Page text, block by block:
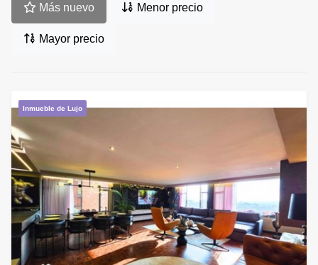
Más nuevo Menor precio
Mayor precio
Inmueble de Lujo